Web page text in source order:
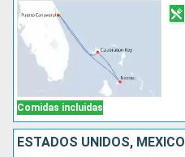
Comidas incluidas
ESTADOS UNIDOS, MÉXICO